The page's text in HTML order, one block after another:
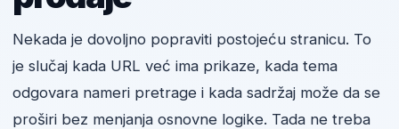
Nekada je dovoljno popraviti postojeću stranicu. To
je slučaj kada URL već ima prikaze, kada tema
odgovara nameri pretrage i kada sadržaj može da se
proširi bez menjanja osnovne logike. Tada ne treba